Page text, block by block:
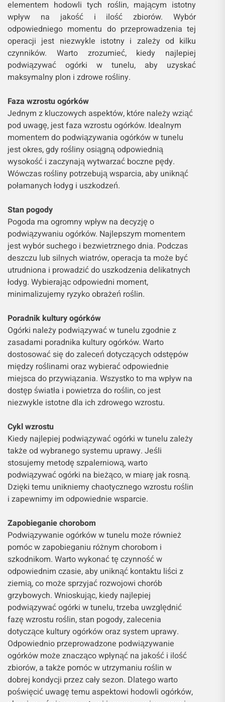
elementem hodowli tych roślin, mającym istotny
wpływ na jakość i ilość zbiorów. Wybór
odpowiedniego momentu do przeprowadzenia tej
operacji jest niezwykle istotny i zależy od kilku
czynników. Warto zrozumieć, kiedy najlepiej
podwiązywać ogórki w tunelu, aby uzyskać
maksymalny plon i zdrowe rośliny.
Faza wzrostu ogórków
Jednym z kluczowych aspektów, które należy wziąć
pod uwagę, jest faza wzrostu ogórków. Idealnym
momentem do podwiązywania ogórków w tunelu
jest okres, gdy rośliny osiągną odpowiednią
wysokość i zaczynają wytwarzać boczne pędy.
Wówczas rośliny potrzebują wsparcia, aby uniknąć
połamanych łodyg i uszkodzeń.
Stan pogody
Pogoda ma ogromny wpływ na decyzję o
podwiązywaniu ogórków. Najlepszym momentem
jest wybór suchego i bezwietrznego dnia. Podczas
deszczu lub silnych wiatrów, operacja ta może być
utrudniona i prowadzić do uszkodzenia delikatnych
łodyg. Wybierając odpowiedni moment,
minimalizujemy ryzyko obrażeń roślin.
Poradnik kultury ogórków
Ogórki należy podwiązywać w tunelu zgodnie z
zasadami poradnika kultury ogórków. Warto
dostosować się do zaleceń dotyczących odstępów
między roślinami oraz wybierać odpowiednie
miejsca do przywiązania. Wszystko to ma wpływ na
dostęp światła i powietrza do roślin, co jest
niezwykle istotne dla ich zdrowego wzrostu.
Cykl wzrostu
Kiedy najlepiej podwiązywać ogórki w tunelu zależy
także od wybranego systemu uprawy. Jeśli
stosujemy metodę szpalerniową, warto
podwiązywać ogórki na bieżąco, w miarę jak rosną.
Dzięki temu unikniemy chaotycznego wzrostu roślin
i zapewnimy im odpowiednie wsparcie.
Zapobieganie chorobom
Podwiązywanie ogórków w tunelu może również
pomóc w zapobieganiu różnym chorobom i
szkodnikom. Warto wykonać tę czynność w
odpowiednim czasie, aby uniknąć kontaktu liści z
ziemią, co może sprzyjać rozwojowi chorób
grzybowych. Wnioskując, kiedy najlepiej
podwiązywać ogórki w tunelu, trzeba uwzględnić
fazę wzrostu roślin, stan pogody, zalecenia
dotyczące kultury ogórków oraz system uprawy.
Odpowiednio przeprowadzone podwiązywanie
ogórków może znacząco wpłynąć na jakość i ilość
zbiorów, a także pomóc w utrzymaniu roślin w
dobrej kondycji przez cały sezon. Dlatego warto
poświęcić uwagę temu aspektowi hodowli ogórków,